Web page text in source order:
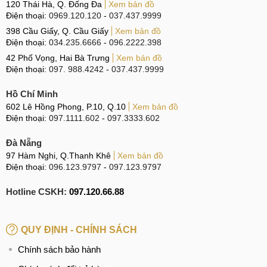
Về màu sắc, X200s cung cấp 4 màu lựa chọn bao gồm:
Đen, Trắng, Tím và Xanh bạc hà. Ngoại trừ các màu cơ bản
nhẹ nhàng tạo sự hài hòa nhưng vẫn đủ sức nổi bật lên cá
Màn hình AMOLED 1.5K & 3 camera 50MP, video
4K
Màn hình AMOLED 120Hz, 6,67 inch 1.5K, độ sáng
5000nit
nền AMOLED 6,67 inch với độ phân giải 1.5K. Và có thể vẫn
sáng cực cao lên tới 5000nit cao hơn cả phiên bản Ultra với
chỉ 4500nit.
120 Thái Hà, Q. Đống Đa
Xem bản đồ
Điện thoại: 0969.120.120 - 037.437.9999
398 Cầu Giấy, Q. Cầu Giấy
Xem bản đồ
Điện thoại: 034.235.6666 - 096.2222.398
42 Phố Vọng, Hai Bà Trưng
Xem bản đồ
Điện thoại: 097. 988.4242 - 037.437.9999
Hồ Chí Minh
602 Lê Hồng Phong, P.10, Q.10
Xem bản đồ
Điện thoại: 097.1111.602 - 097.3333.602
Đà Nẵng
97 Hàm Nghi, Q.Thanh Khê
Xem bản đồ
Điện thoại: 096.123.9797 - 097.123.9797
Hotline CSKH: 097.120.66.88
QUY ĐỊNH - CHÍNH SÁCH
Chính sách bảo hành